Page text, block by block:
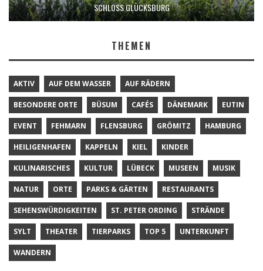
SCHLOSS GLÜCKSBURG
THEMEN
AKTIV AUF DEM WASSER AUF RÄDERN
BESONDERE ORTE BÜSUM CAFÉS DÄNEMARK EUTIN
EVENT FEHMARN FLENSBURG GRÖMITZ HAMBURG
HEILIGENHAFEN KAPPELN KIEL KINDER
KULINARISCHES KULTUR LÜBECK MUSEEN MUSIK
NATUR ORTE PARKS & GÄRTEN RESTAURANTS
SEHENSWÜRDIGKEITEN ST. PETER ORDING STRÄNDE
SYLT THEATER TIERPARKS TOP 5 UNTERKUNFT
WANDERN